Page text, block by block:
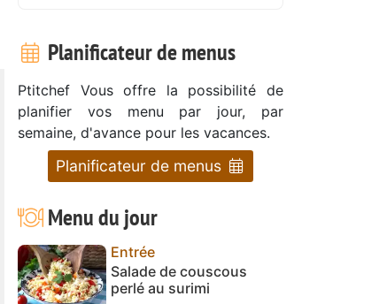
Planificateur de menus
Ptitchef Vous offre la possibilité de
planifier vos menu par jour, par
semaine, d'avance pour les vacances.
Planificateur de menus
Menu du jour
Entrée
Salade de couscous
perlé au surimi